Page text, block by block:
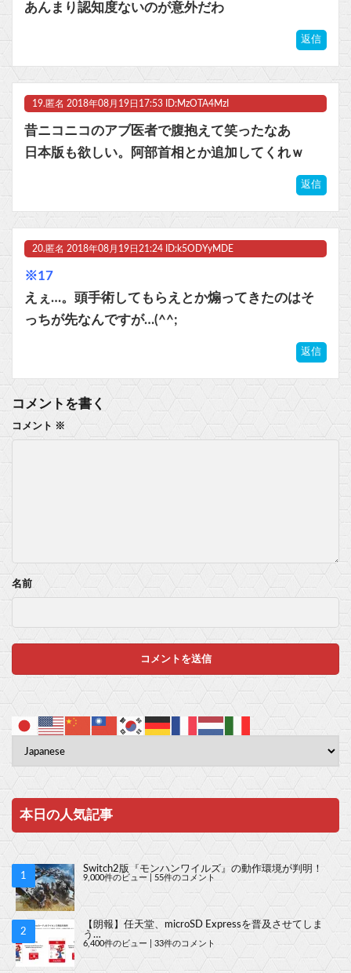
あんまり認知度ないのが意外だわ
返信
19. 匿名 2018年08月19日17:53 ID:MzOTA4MzI
昔ニコニコのアブ医者で腹抱えて笑ったなあ
日本版も欲しい。阿部首相とか追加してくれｗ
返信
20. 匿名 2018年08月19日21:24 ID:k5ODYyMDE
※17
えぇ…。頭手術してもらえとか煽ってきたのはそ
っちが先なんですが…(^^;
返信
コメントを書く
コメント ※
名前
本日の人気記事
Switch2版『モンハンワイルズ』の動作環境が判明！
9,000件のビュー 55件のコメント
【朗報】任天堂、microSD Expressを普及させてしま
う…
6,400件のビュー 33件のコメント